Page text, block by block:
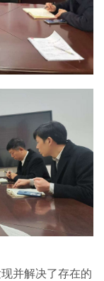
并解决了存在的